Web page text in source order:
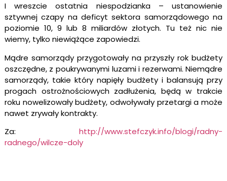
I wreszcie ostatnia niespodzianka – ustanowienie
sztywnej czapy na deficyt sektora samorządowego na
poziomie 10, 9 lub 8 miliardów złotych. Tu też nic nie
wiemy, tylko niewiążące zapowiedzi.
Mądre samorządy przygotowały na przyszły rok budżety
oszczędne, z poukrywanymi luzami i rezerwami. Niemądre
samorządy, takie który napięły budżety i balansują przy
progach ostrożnościowych zadłużenia, będą w trakcie
roku nowelizowały budżety, odwoływały przetargi a może
nawet zrywały kontrakty.
Za:http://www.stefczyk.info/blogi/radny-
radnego/wilcze-doly